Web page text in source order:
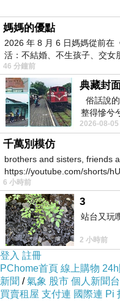
媽媽的優點
2026 年 8 月 6 日媽媽從前在
活：不結婚、不生孩子、交女
湖⋯⋯，
46 分鐘前
典藏封
俗話說
整得慘兮
人尋什麼
2026-08-05
千萬別模仿
brothers and sisters, friends
https://youtube.com/shorts/
https
6 小時前
3
站台又玩
2 小時前
登入 註冊
PChome首頁 線上購物
新聞 /氣象 股市 個人新聞台
買賣租屋 支付連 國際連 Pi